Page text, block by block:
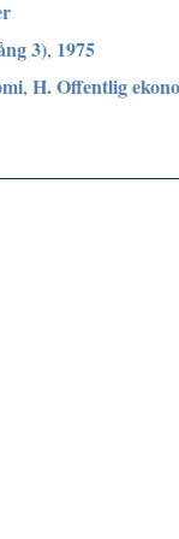
3), 1975
, H. Offentlig